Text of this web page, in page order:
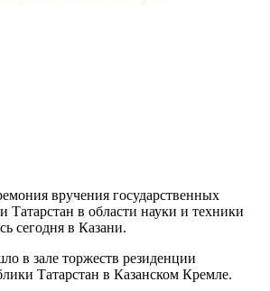
вручения государственных
Татарстан в области науки и техники
сегодня в Казани.
в зале торжеств резиденции
Татарстан в Казанском Кремле.